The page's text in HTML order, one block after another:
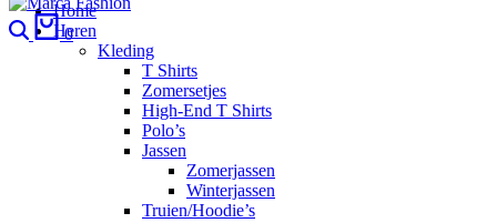
Home
Heren
Kleding
T Shirts
Zomersetjes
High-End T Shirts
Polo’s
Jassen
Zomerjassen
Winterjassen
Truien/Hoodie’s
Search
0
Cart